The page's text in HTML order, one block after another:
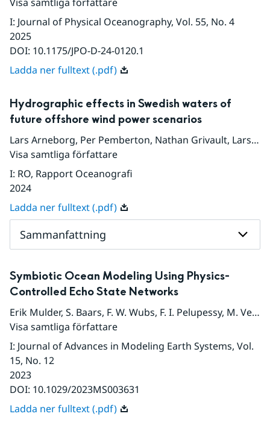
I: Journal of Physical Oceanography, Vol. 55, No. 4
2025
DOI: 10.1175/JPO-D-24-0120.1
Ladda ner fulltext (.pdf)
Hydrographic effects in Swedish waters of
future offshore wind power scenarios
Lars Arneborg, Per Pemberton, Nathan Grivault, Lars Axell
Visa samtliga författare
I: RO, Rapport Oceanografi
2024
Ladda ner fulltext (.pdf)
Sammanfattning
Symbiotic Ocean Modeling Using Physics-
Controlled Echo State Networks
Erik Mulder, S. Baars, F. W. Wubs, F. I. Pelupessy, M. Verstraaten
Visa samtliga författare
I: Journal of Advances in Modeling Earth Systems, Vol.
15, No. 12
2023
DOI: 10.1029/2023MS003631
Ladda ner fulltext (.pdf)